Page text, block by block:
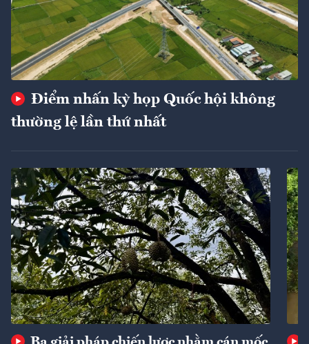
Điểm nhấn kỳ họp Quốc hội không
thường lệ lần thứ nhất